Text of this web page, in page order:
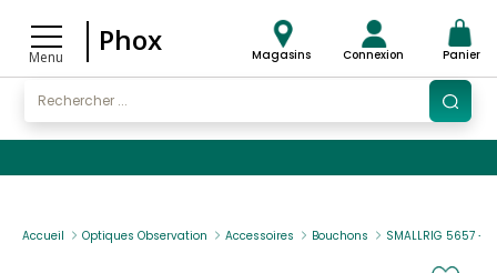
Menu
Phox Magasins Connexion Panier
Accueil Optiques Observation Accessoires Bouchons SMALLRIG 5657 -